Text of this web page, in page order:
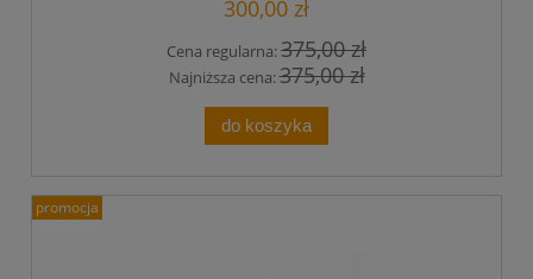
300,00 zł
Cena regularna:375,00 zł
Najniższa cena:375,00 zł
do koszyka
promocja